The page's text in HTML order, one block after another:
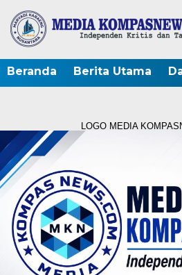
Beranda Berita Utama
LOGO MEDIA